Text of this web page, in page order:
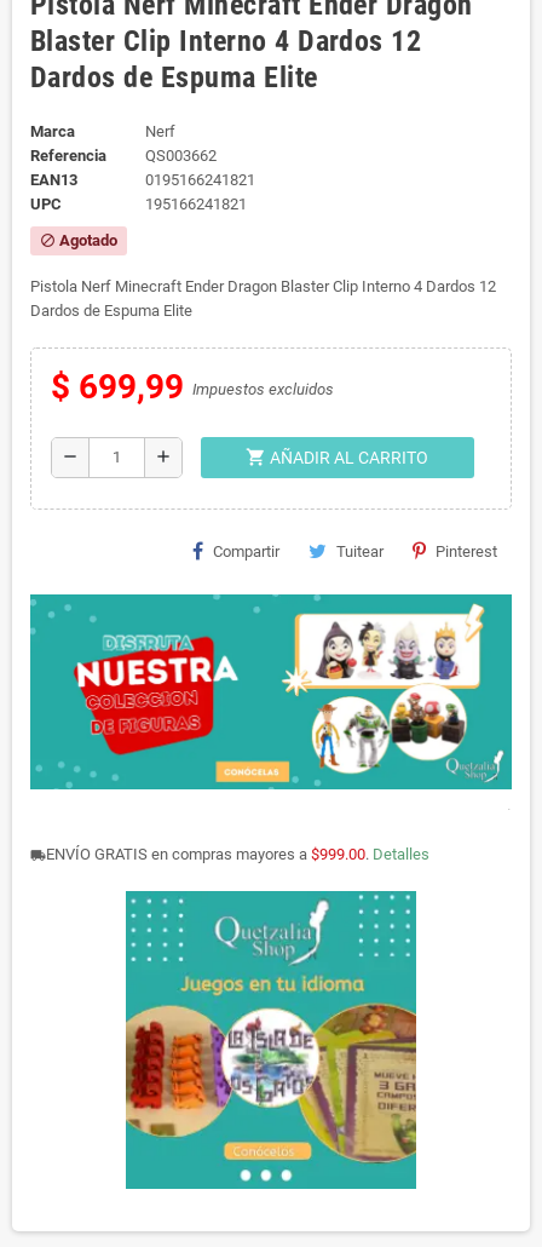
Blaster Clip Interno 4 Dardos 12
Dardos de Espuma Elite
Marca
Nerf
Referencia
QS003662
EAN13
0195166241821
UPC
195166241821
block Agotado
Pistola Nerf Minecraft Ender Dragon Blaster Clip Interno 4 Dardos 12
Dardos de Espuma Elite
$ 699,99 Impuestos excluidos
remove add shopping_cart AÑADIR AL CARRITO
Compartir Tuitear Pinterest
.
local_shippingENVÍO GRATIS en compras mayores a $999.00. Detalles